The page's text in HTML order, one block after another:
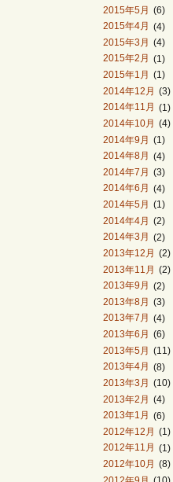
2015年5月 (6)
2015年4月
(4)
2015年3月
(4)
2015年2月
(1)
2015年1月
(1)
2014年12月 (3)
2014年11月
(1)
2014年10月
(4)
2014年9月 (1)
2014年8月
(4)
2014年7月
(3)
2014年6月
(4)
2014年5月
(1)
2014年4月 (2)
2014年3月
(2)
2013年12月
(2)
2013年11月 (2)
2013年9月
(2)
2013年8月
(3)
2013年7月
(4)
2013年6月
(6)
2013年5月 (11)
2013年4月
(8)
2013年3月
(10)
2013年2月 (4)
2013年1月
(6)
2012年12月
(1)
2012年11月
(1)
2012年10月
(8)